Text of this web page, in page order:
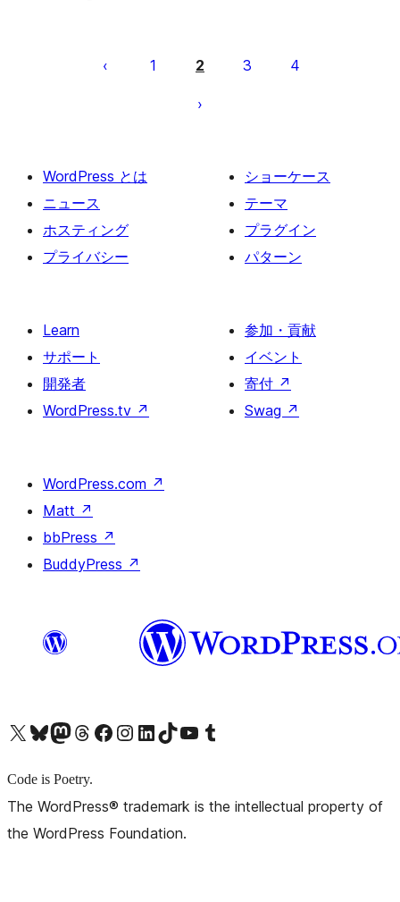
送
り
1 2 3 4
WordPress とは
ニュース
ホスティング
プライバシー
ショーケース
テーマ
プラグイン
パターン
Learn
サポート
開発者
WordPress.tv ↗
参加・貢献
イベント
寄付 ↗
Swag ↗
WordPress.com ↗
Matt ↗
bbPress ↗
BuddyPress ↗
X (旧 Twitter) アカウントへBluesky アカウントへMastodon アカウントへThreads アカウントへ Facebook ページへInstagram アカウントへ LinkedIn アカウントへTikTok アカウントへYouTube チャンネルへ Tumblr アカウントへ
Code is Poetry.
The WordPress® trademark is the intellectual property of
the WordPress Foundation.